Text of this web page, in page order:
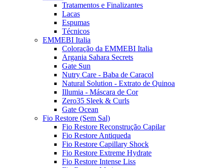
Tratamentos e Finalizantes
Lacas
Espumas
Técnicos
EMMEBI Italia
Coloração da EMMEBI Italia
Argania Sahara Secrets
Gate Sun
Nutry Care - Baba de Caracol
Natural Solution - Extrato de Quinoa
Illumia - Máscara de Cor
Zero35 Sleek & Curls
Gate Ocean
Fio Restore (Sem Sal)
Fio Restore Reconstrução Capilar
Fio Restore Antiqueda
Fio Restore Capillary Shock
Fio Restore Extreme Hydrate
Fio Restore Intense Liss